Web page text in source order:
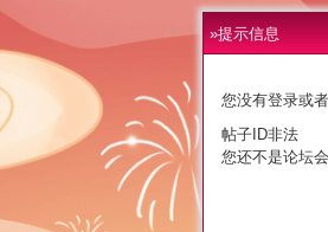
»提示信息
您没有登录或
帖子ID非法
您还不是论坛